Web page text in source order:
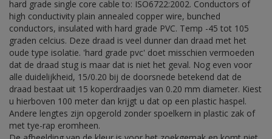
hard grade single core cable to: ISO6722:2002. Conductors of
high conductivity plain annealed copper wire, bunched
conductors, insulated with hard grade PVC. Temp -45 tot 105
graden celcius. Deze draad is veel dunner dan draad met het
oude type isolatie. 'hard grade pvc' doet misschien vermoeden
dat de draad stug is maar dat is niet het geval. Nog even voor
alle duidelijkheid, 15/0.20 bij de doorsnede betekend dat de
draad bestaat uit 15 koperdraadjes van 0.20 mm diameter. Kiest
u hierboven 100 meter dan krijgt u dat op een plastic haspel.
Andere lengtes zijn opgerold zonder spoelkern in plastic zak of
met tye-rap eromheen.